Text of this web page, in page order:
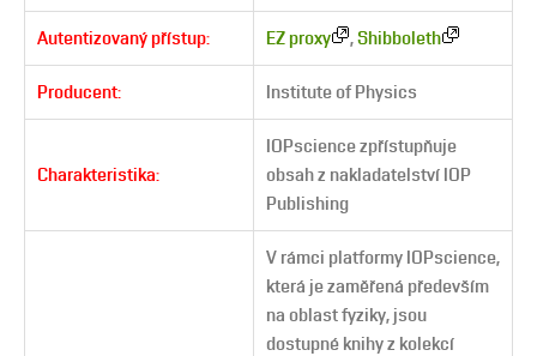
Autentizovaný přístup: EZ proxy ,Shibboleth
Producent: Institute of Physics
Charakteristika:
IOPscience zpřístupňuje
obsah z nakladatelství IOP
Publishing
V rámci platformy IOPscience,
která je zaměřená především
na oblast fyziky, jsou
dostupné knihy z kolekcí